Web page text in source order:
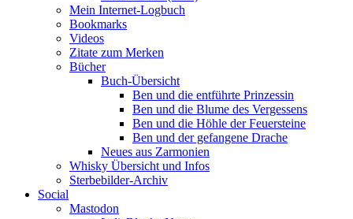
Mein Internet-Logbuch
Bookmarks
Videos
Zitate zum Merken
Bücher
Buch-Übersicht
Ben und die entführte Prinzessin
Ben und die Blume des Vergessens
Ben und die Höhle der Feuersteine
Ben und der gefangene Drache
Neues aus Zarmonien
Whisky Übersicht und Infos
Sterbebilder-Archiv
Social
Mastodon